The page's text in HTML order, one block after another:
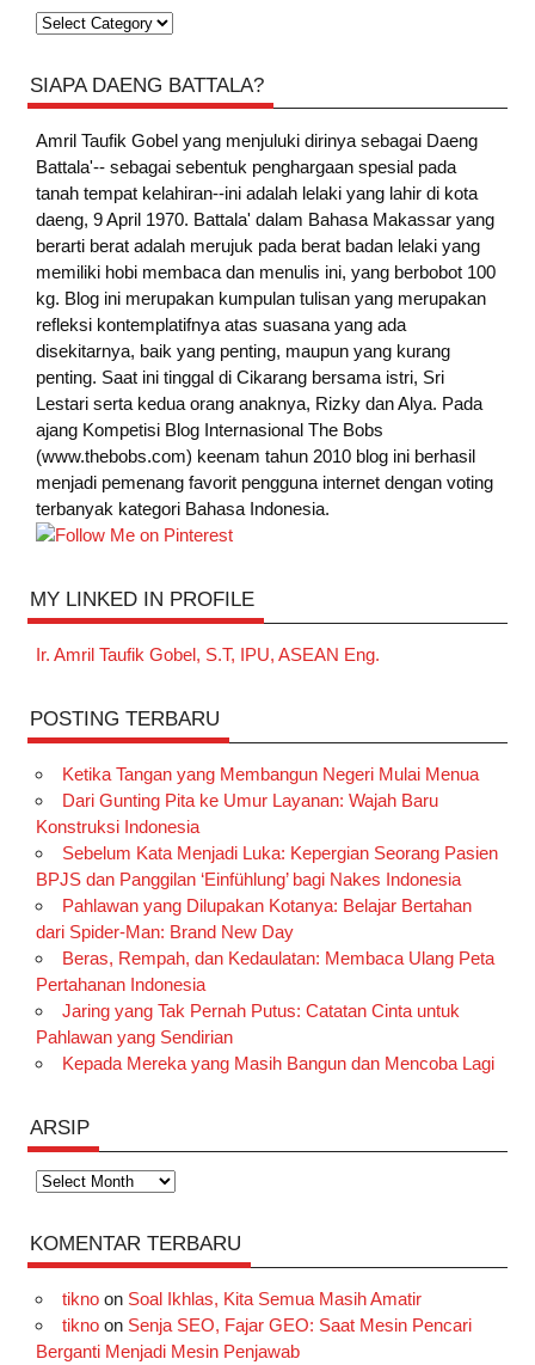
Kategori
SIAPA DAENG BATTALA?
Amril Taufik Gobelyang menjuluki dirinya sebagai Daeng
Battala'-- sebagai sebentuk penghargaan spesial pada
tanah tempat kelahiran--ini adalah lelaki yang lahir di kota
daeng, 9 April 1970. Battala' dalam Bahasa Makassar yang
berarti berat adalah merujuk pada berat badan lelaki yang
memiliki hobi membaca dan menulis ini, yang berbobot 100
kg. Blog ini merupakan kumpulan tulisan yang merupakan
refleksi kontemplatifnya atas suasana yang ada
disekitarnya, baik yang penting, maupun yang kurang
penting. Saat ini tinggal di Cikarang bersama istri, Sri
Lestari serta kedua orang anaknya, Rizky dan Alya. Pada
ajang Kompetisi Blog Internasional The Bobs
(www.thebobs.com) keenam tahun 2010 blog ini berhasil
menjadi pemenang favorit pengguna internet dengan voting
terbanyak kategori Bahasa Indonesia.
MY LINKED IN PROFILE
Ir. Amril Taufik Gobel, S.T, IPU, ASEAN Eng.
POSTING TERBARU
Ketika Tangan yang Membangun Negeri Mulai Menua
Dari Gunting Pita ke Umur Layanan: Wajah Baru
Konstruksi Indonesia
Sebelum Kata Menjadi Luka: Kepergian Seorang Pasien
BPJS dan Panggilan ‘Einfühlung’ bagi Nakes Indonesia
Pahlawan yang Dilupakan Kotanya: Belajar Bertahan
dari Spider-Man: Brand New Day
Beras, Rempah, dan Kedaulatan: Membaca Ulang Peta
Pertahanan Indonesia
Jaring yang Tak Pernah Putus: Catatan Cinta untuk
Pahlawan yang Sendirian
Kepada Mereka yang Masih Bangun dan Mencoba Lagi
ARSIP
Arsip
KOMENTAR TERBARU
tiknoon Soal Ikhlas, Kita Semua Masih Amatir
tiknoon Senja SEO, Fajar GEO: Saat Mesin Pencari
Berganti Menjadi Mesin Penjawab